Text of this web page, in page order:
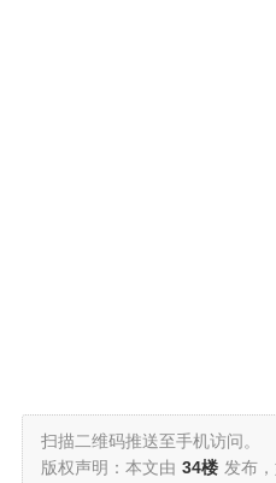
扫描二维码推送至手机访问。
版权声明：本文由 34楼 发布